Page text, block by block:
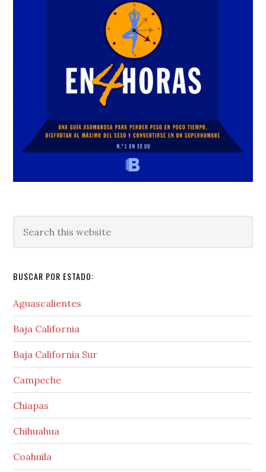
this
BUSCAR POR ESTADO:
Aguascalientes
Baja California
Baja California Sur
Campeche
Chiapas
Chihuahua
Coahuila